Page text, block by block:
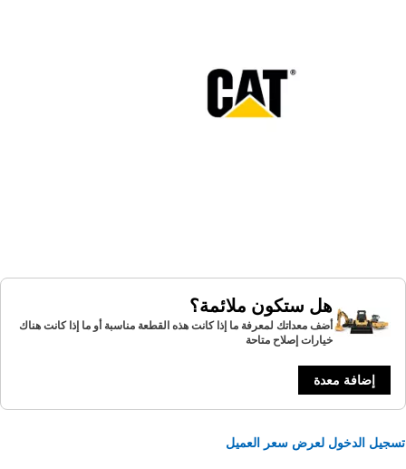
هل ستكون ملائمة؟
أضف معداتك لمعرفة ما إذا كانت هذه القطعة مناسبة أو ما إذا كانت هناك
خيارات إصلاح متاحة
إضافة معدة
الدخول لعرض سعر العميل